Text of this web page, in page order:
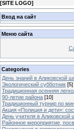
[SITE LOGO]
Вход на сайт
Меню сайта
Categories
День знаний в Аликовской
Экологический субботник [5]
Традиционная осенняя
90-летие района [10]
Традиционный турнир по
Акция «Полиция и дети»:
День учителя в Аликовской
Районное мероприятие,